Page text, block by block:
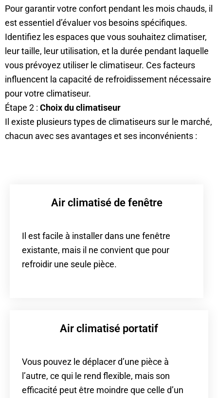
Pour garantir votre confort pendant les mois chauds, il
est essentiel d’évaluer vos besoins spécifiques.
Identifiez les espaces que vous souhaitez climatiser,
leur taille, leur utilisation, et la durée pendant laquelle
vous prévoyez utiliser le climatiseur. Ces facteurs
influencent la capacité de refroidissement nécessaire
pour votre climatiseur.
Étape 2 : Choix du climatiseur
Il existe plusieurs types de climatiseurs sur le marché,
chacun avec ses avantages et ses inconvénients :
Air climatisé de fenêtre
Il est facile à installer dans une fenêtre
existante, mais il ne convient que pour
refroidir une seule pièce.
Air climatisé portatif
Vous pouvez le déplacer d’une pièce à
l’autre, ce qui le rend flexible, mais son
efficacité peut être moindre que celle d’un